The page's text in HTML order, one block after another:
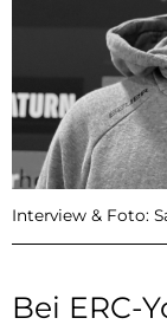
Interview & Foto:
Bei ERC-